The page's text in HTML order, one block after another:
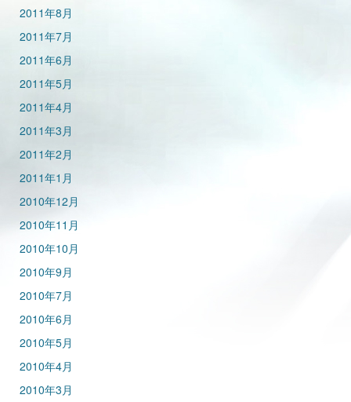
2011年8月
2011年7月
2011年6月
2011年5月
2011年4月
2011年3月
2011年2月
2011年1月
2010年12月
2010年11月
2010年10月
2010年9月
2010年7月
2010年6月
2010年5月
2010年4月
2010年3月